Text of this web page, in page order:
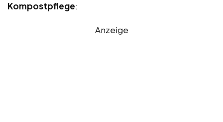
Kompostpflege:
Anzeige